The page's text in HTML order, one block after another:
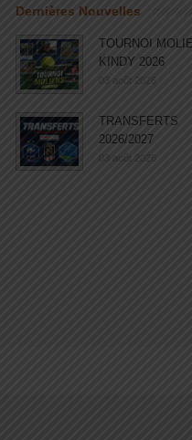
Dernières Nouvelles
TOURNOI
KINDY 2026
03 août 2026
TRANSFERTS
2026/2027
03 août 2026